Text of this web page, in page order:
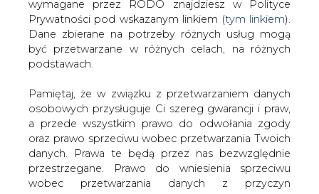
podstawach.
Pamiętaj, że w związku z przetwarzaniem danych
osobowych przysługuje Ci szereg gwarancji i praw,
a przede wszystkim prawo do odwołania zgody
danych. Prawa te będą przez nas bezwzględnie
przestrzegane. Prawo do wniesienia sprzeciwu
wobec przetwarzania danych z przyczyn
związanych z Twoją szczególną sytuacją, po
skutecznym wniesieniu prawa do sprzeciwu Twoje
dane nie będą przetwarzane o ile nie będzie istnieć
ważna prawnie uzasadniona podstawa do
Jak poinformował &#8222;Puls
Biznesu&#8221;, według Energy
przez trzy dekady paliwa kopalne
pozostaną podstawowym źródłem
energii dla amerykańskiej gospodarki,
ale już niedługo gaz zamiast ropy
naftowej stanie się dla niej paliwem
podstawowym.